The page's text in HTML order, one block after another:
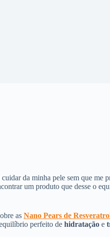
da minha pele sem que me
um produto que desse o
as Nano Pears de
perfeito de hidratação e